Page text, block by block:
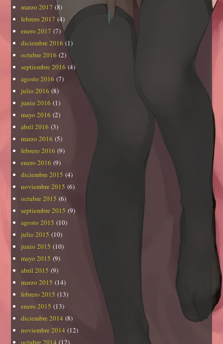
marzo 2017 (8)
febrero 2017 (4)
enero 2017 (7)
diciembre 2016 (1)
octubre 2016 (2)
septiembre 2016 (4)
agosto 2016 (7)
julio 2016 (8)
junio 2016 (1)
mayo 2016 (2)
abril 2016 (3)
marzo 2016 (5)
febrero 2016 (9)
enero 2016 (9)
diciembre 2015 (4)
noviembre 2015 (6)
octubre 2015 (6)
septiembre 2015 (9)
agosto 2015 (10)
julio 2015 (10)
junio 2015 (10)
mayo 2015 (9)
abril 2015 (9)
marzo 2015 (14)
febrero 2015 (13)
enero 2015 (13)
diciembre 2014 (8)
noviembre 2014 (12)
octubre 2014 (12)